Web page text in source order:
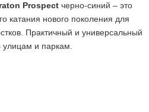
Prospect черно-синий – это
катания нового поколения для
Практичный и универсальный
улицам и паркам.